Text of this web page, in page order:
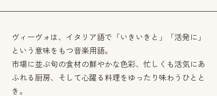
ヴィーヴォは、イタリア語で「いきいきと」「活発に」
という意味をもつ音楽用語。
市場に並ぶ旬の食材の鮮やかな色彩、忙しくも活気にあ
ふれる厨房、そして心躍る料理をゆったり味わうひとと
き。